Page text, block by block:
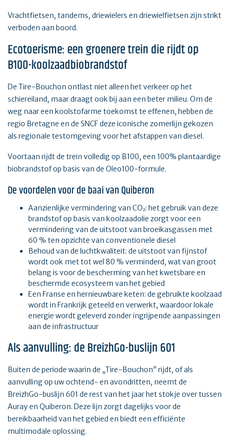
Vrachtfietsen, tandems, driewielers en driewielfietsen zijn strikt
verboden aan boord.
Ecotoerisme: een groenere trein die rijdt op
B100-koolzaadbiobrandstof
De Tire-Bouchon ontlast niet alleen het verkeer op het
schiereiland, maar draagt ook bij aan een beter milieu. Om de
weg naar een koolstofarme toekomst te effenen, hebben de
regio Bretagne en de SNCF deze iconische zomerlijn gekozen
als regionale testomgeving voor het afstappen van diesel.
Voortaan rijdt de trein volledig op B100, een 100% plantaardige
biobrandstof op basis van de Oleo100-formule.
De voordelen voor de baai van Quiberon
Aanzienlijke vermindering van CO₂: het gebruik van deze
brandstof op basis van koolzaadolie zorgt voor een
vermindering van de uitstoot van broeikasgassen met
60 % ten opzichte van conventionele diesel
Behoud van de luchtkwaliteit: de uitstoot van fijnstof
wordt ook met tot wel 80 % verminderd, wat van groot
belang is voor de bescherming van het kwetsbare en
beschermde ecosysteem van het gebied
Een Franse en hernieuwbare keten: de gebruikte koolzaad
wordt in Frankrijk geteeld en verwerkt, waardoor lokale
energie wordt geleverd zonder ingrijpende aanpassingen
aan de infrastructuur
Als aanvulling: de BreizhGo-buslijn 601
Buiten de periode waarin de „Tire-Bouchon” rijdt, of als
aanvulling op uw ochtend- en avondritten, neemt de
BreizhGo-buslijn 601 de rest van het jaar het stokje over tussen
Auray en Quiberon. Deze lijn zorgt dagelijks voor de
bereikbaarheid van het gebied en biedt een efficiënte
multimodale oplossing.